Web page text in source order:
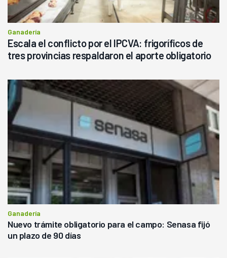
Ganadería
Escala el conflicto por el IPCVA: frigoríficos de
tres provincias respaldaron el aporte obligatorio
Ganadería
Nuevo trámite obligatorio para el campo: Senasa fijó
un plazo de 90 días